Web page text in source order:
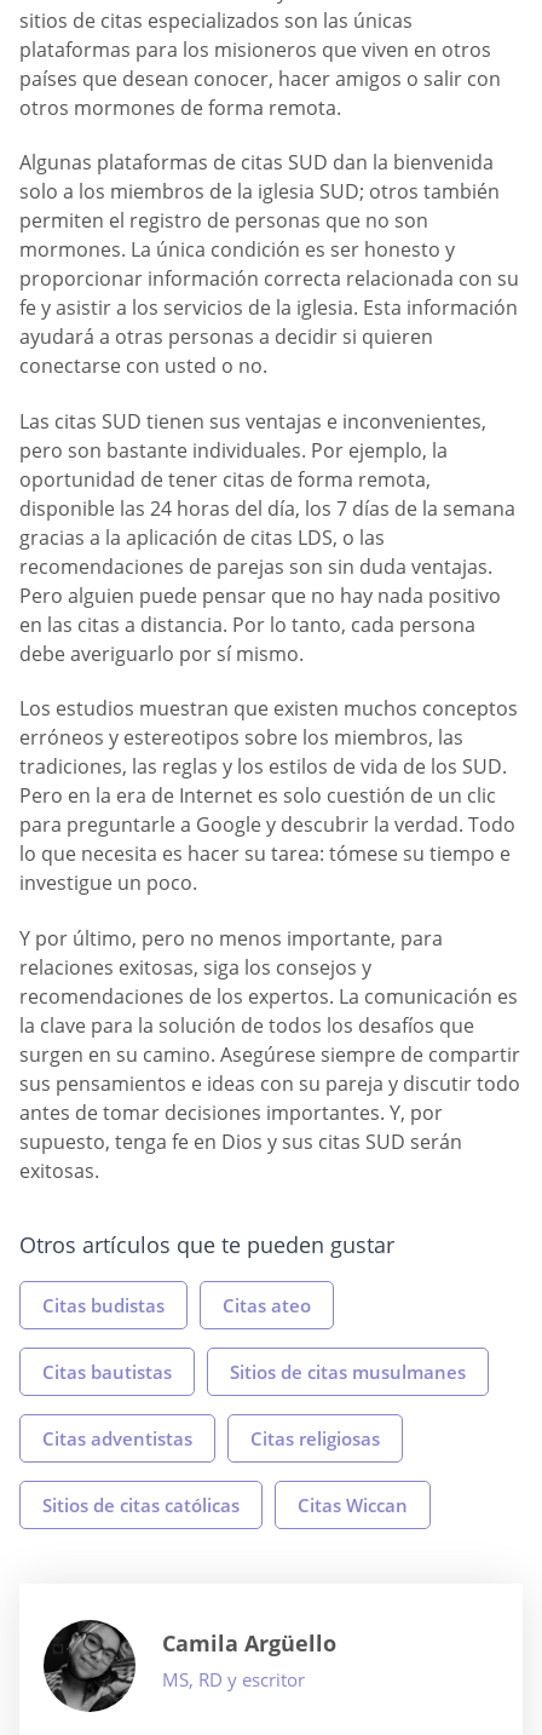
sitios de citas especializados son las únicas
plataformas para los misioneros que viven en otros
países que desean conocer, hacer amigos o salir con
otros mormones de forma remota.
Algunas plataformas de citas SUD dan la bienvenida
solo a los miembros de la iglesia SUD; otros también
permiten el registro de personas que no son
mormones. La única condición es ser honesto y
proporcionar información correcta relacionada con su
fe y asistir a los servicios de la iglesia. Esta información
ayudará a otras personas a decidir si quieren
conectarse con usted o no.
Las citas SUD tienen sus ventajas e inconvenientes,
pero son bastante individuales. Por ejemplo, la
oportunidad de tener citas de forma remota,
disponible las 24 horas del día, los 7 días de la semana
gracias a la aplicación de citas LDS, o las
recomendaciones de parejas son sin duda ventajas.
Pero alguien puede pensar que no hay nada positivo
en las citas a distancia. Por lo tanto, cada persona
debe averiguarlo por sí mismo.
Los estudios muestran que existen muchos conceptos
erróneos y estereotipos sobre los miembros, las
tradiciones, las reglas y los estilos de vida de los SUD.
Pero en la era de Internet es solo cuestión de un clic
para preguntarle a Google y descubrir la verdad. Todo
lo que necesita es hacer su tarea: tómese su tiempo e
investigue un poco.
Y por último, pero no menos importante, para
relaciones exitosas, siga los consejos y
recomendaciones de los expertos. La comunicación es
la clave para la solución de todos los desafíos que
surgen en su camino. Asegúrese siempre de compartir
sus pensamientos e ideas con su pareja y discutir todo
antes de tomar decisiones importantes. Y, por
supuesto, tenga fe en Dios y sus citas SUD serán
exitosas.
Otros artículos que te pueden gustar
Citas budistas Citas ateo
Citas bautistas Sitios de citas musulmanes
Citas adventistas Citas religiosas
Sitios de citas católicas Citas Wiccan
Camila Argüello
MS, RD y escritor